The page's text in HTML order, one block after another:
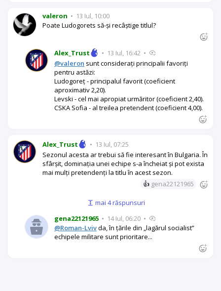
valeron • 13 Iul, 10:00
Poate Ludogorets să-și recâștige titlul?
Alex_Trust • 13 Iul, 16:42 •
@valeron sunt considerați principalii favoriți
pentru astăzi:
Ludogoreț - principalul favorit (coeficient
aproximativ 2,20).
Levski - cel mai apropiat urmăritor (coeficient 2,40).
CSKA Sofia - al treilea pretendent (coeficient 4,00).
Alex_Trust • 13 Iul, 07:25
Sezonul acesta ar trebui să fie interesant în Bulgaria. În
sfârșit, dominația unei echipe s-a încheiat și pot exista
mai mulți pretendenți la titlu în acest sezon.
👍 gena22121965
mai 4 răspunsuri
gena22121965 • 14 Iul, 06:20 •
@Roman-Lvivda, în țările din „lagărul socialist”
echipele militare sunt prioritare...